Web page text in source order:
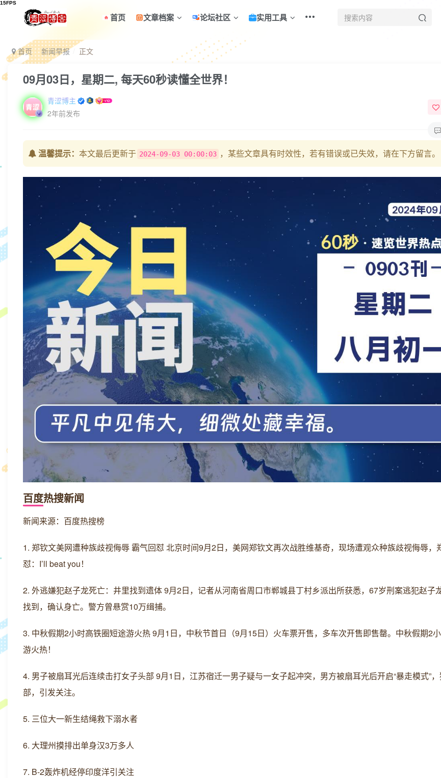
首页 文章档案 论坛社区 实用工具
首页 新闻早报 正文
09月03日，星期二, 每天60秒读懂全世界！
青涩博主
2年前发布
温馨提示： 本文最后更新于 2024-09-03 00:00:03 ，某些文章具有时效性，若有错误或已失效，请在下方留言。
百度热搜新闻
新闻来源：百度热搜榜
1. 郑钦文美网遭种族歧视侮辱 霸气回怼 北京时间9月2日，美网郑钦文再次战胜维基奇，现场遭观众种族歧视侮辱，
怼：I’ll beat you！
2. 外逃嫌犯赵子龙死亡：井里找到遗体 9月2日，记者从河南省周口市郸城县丁村乡派出所获悉，67岁刑案逃犯赵子
找到，确认身亡。警方曾悬赏10万缉捕。
3. 中秋假期2小时高铁圈短途游火热 9月1日，中秋节首日（9月15日）火车票开售，多车次开售即售罄。中秋假期2
游火热！
4. 男子被扇耳光后连续击打女子头部 9月1日，江苏宿迁一男子疑与一女子起冲突，男方被扇耳光后开启“暴走模式”
部，引发关注。
5. 三位大一新生结绳救下溺水者
6. 大理州摸排出单身汉3万多人
7. B-2轰炸机经停印度洋引关注